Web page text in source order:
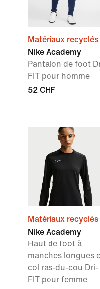
Matériaux recyclés
Nike Academy
Pantalon de foot
FIT pour homme
52 CHF
Matériaux recyclés
Nike Academy
Haut de foot à
manches longues
col ras-du-cou Dri-
FIT pour femme